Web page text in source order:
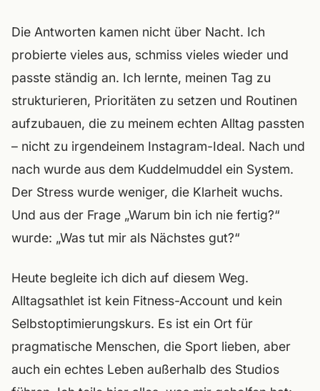
Die Antworten kamen nicht über Nacht. Ich
probierte vieles aus, schmiss vieles wieder und
passte ständig an. Ich lernte, meinen Tag zu
strukturieren, Prioritäten zu setzen und Routinen
aufzubauen, die zu meinem echten Alltag passten
– nicht zu irgendeinem Instagram-Ideal. Nach und
nach wurde aus dem Kuddelmuddel ein System.
Der Stress wurde weniger, die Klarheit wuchs.
Und aus der Frage „Warum bin ich nie fertig?“
wurde: „Was tut mir als Nächstes gut?“
Heute begleite ich dich auf diesem Weg.
Alltagsathlet ist kein Fitness-Account und kein
Selbstoptimierungskurs. Es ist ein Ort für
pragmatische Menschen, die Sport lieben, aber
auch ein echtes Leben außerhalb des Studios